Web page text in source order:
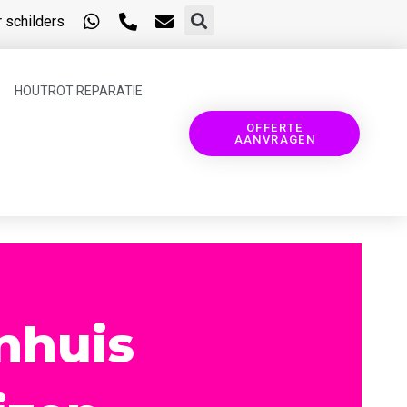
schilders
HOUTROT REPARATIE
OFFERTE
AANVRAGEN